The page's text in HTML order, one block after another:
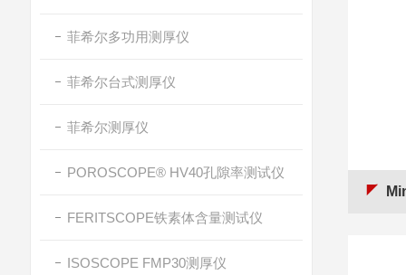
菲希尔多功用测厚仪
菲希尔台式测厚仪
菲希尔测厚仪
POROSCOPE® HV40孔隙率测试仪
FERITSCOPE铁素体含量测试仪
ISOSCOPE FMP30测厚仪